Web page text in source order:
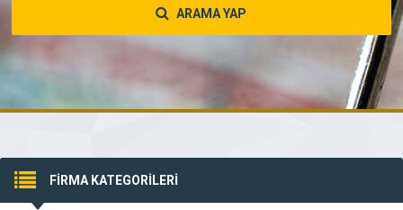
ARAMA YAP
FİRMA KATEGORİLERİ